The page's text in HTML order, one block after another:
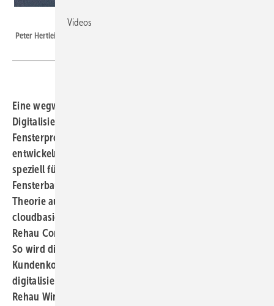
Peter Hertlein
Eine wegweisende Dreiecks-Partnerschaft zeigt, wie die
Digitalisierung im Fensterbau zum Erfolgstreiber für
Fensterprofis wird: Idalabs und Rehau Window Solutions
entwickeln in Kooperation ein digitales Ökosystem
speziell für die Fensterbranche, während Schramm
Fensterbau als innovativer Pilotkunde beweist, dass die
Theorie auch in der Praxis funktioniert. Die
cloudbasierte Lösung vereint Fensterbausoftware und
Rehau Connect+ inklusive digitalen Services und Tools.
So wird die komplette Wertschöpfungskette vom ersten
Kundenkontakt bis zur Montage durchgängig
digitalisiert. Die Interview-Partner Peter Hertlein von
Rehau Window Solutions, geschäftsführender
Videos